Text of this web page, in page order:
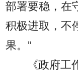
部署要稳，在
积极进取，不
果。”
《政府